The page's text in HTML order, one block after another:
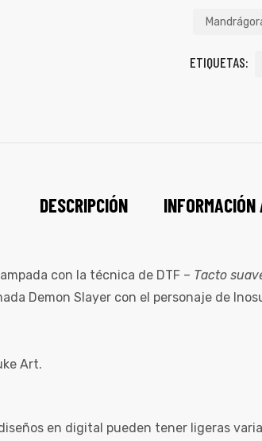
ETIQUETAS:
DESCRIPCIÓN
con la técnica de DTF – Tacto
Demon Slayer con el personaje de
Art.
en digital pueden tener ligeras